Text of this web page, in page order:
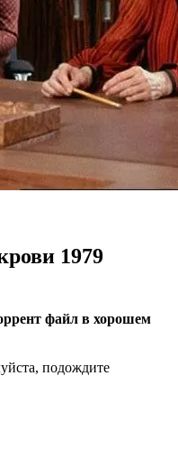
1979
файл в хорошем
подождите